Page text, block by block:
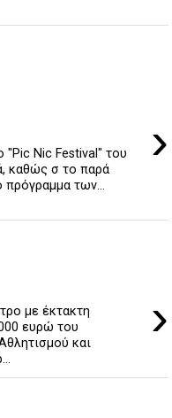
›
"Pic Nic Festival" του
καθώς σ το παρά
πρόγραμμα των...
›
με έκτακτη
ευρώ του
και